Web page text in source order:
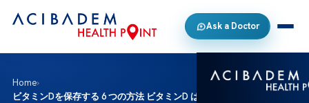
Ask a Doctor
Home›
ビタミンDを保存する 6 つの方法 ビタミンD は免疫システムに不可欠